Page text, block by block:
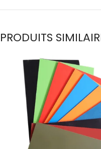
PRODUITS